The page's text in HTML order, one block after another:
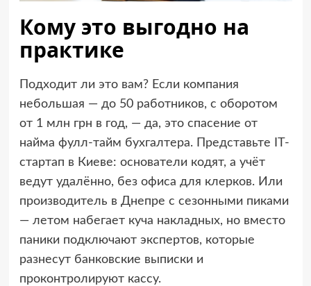
Кому это выгодно на
практике
Подходит ли это вам? Если компания
небольшая — до 50 работников, с оборотом
от 1 млн грн в год, — да, это спасение от
найма фулл-тайм бухгалтера. Представьте IT-
стартап в Киеве: основатели кодят, а учёт
ведут удалённо, без офиса для клерков. Или
производитель в Днепре с сезонными пиками
— летом набегает куча накладных, но вместо
паники подключают экспертов, которые
разнесут банковские выписки и
проконтролируют кассу.